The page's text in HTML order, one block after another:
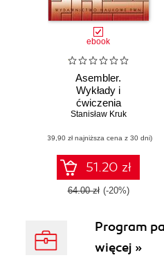
ebook
Asembler.
Wykłady i
ćwiczenia
Stanisław Kruk
(39,90 zł najniższa cena z 30 dni)
51.20 zł
64.00 zł (-20%)
Program
więcej »